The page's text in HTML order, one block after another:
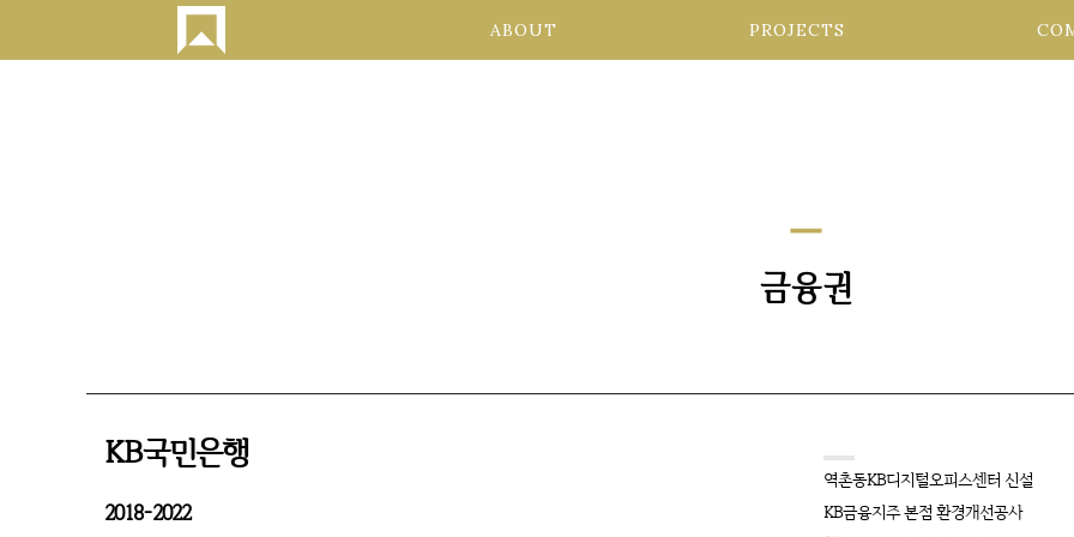
ABOUT PROJECTS
remove
금융권
KB국민은행
2018-2022
역촌동KB디지털오피스센터 신설
KB금융지주 본점 환경개선공사